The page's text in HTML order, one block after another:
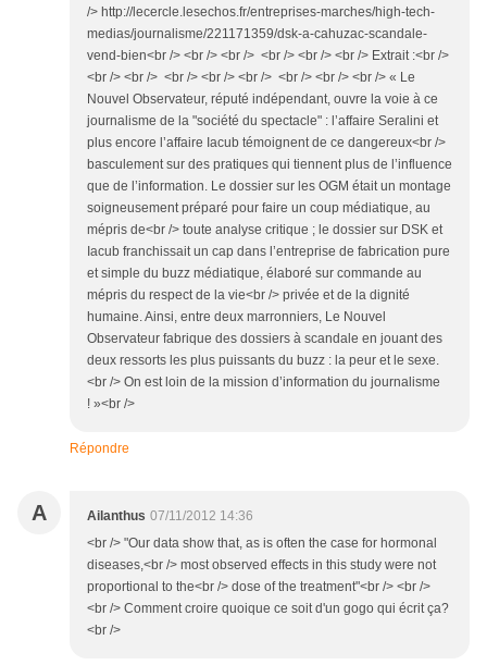
/> http://lecercle.lesechos.fr/entreprises-marches/high-tech-
medias/journalisme/221171359/dsk-a-cahuzac-scandale-
vend-bien<br /> <br /> <br /> <br /> <br /> <br /> Extrait :<br />
<br /> <br /> <br /> <br /> <br /> <br /> <br /> <br /> « Le
Nouvel Observateur, réputé indépendant, ouvre la voie à ce
journalisme de la "société du spectacle" : l’affaire Seralini et
plus encore l’affaire Iacub témoignent de ce dangereux<br />
basculement sur des pratiques qui tiennent plus de l’influence
que de l’information. Le dossier sur les OGM était un montage
soigneusement préparé pour faire un coup médiatique, au
mépris de<br /> toute analyse critique ; le dossier sur DSK et
Iacub franchissait un cap dans l’entreprise de fabrication pure
et simple du buzz médiatique, élaboré sur commande au
mépris du respect de la vie<br /> privée et de la dignité
humaine. Ainsi, entre deux marronniers, Le Nouvel
Observateur fabrique des dossiers à scandale en jouant des
deux ressorts les plus puissants du buzz : la peur et le sexe.
<br /> On est loin de la mission d’information du journalisme
! »<br />
Répondre
A Ailanthus 07/11/2012 14:36
<br /> "Our data show that, as is often the case for hormonal
diseases,<br /> most observed effects in this study were not
proportional to the<br /> dose of the treatment"<br /> <br />
<br /> Comment croire quoique ce soit d'un gogo qui écrit ça?
<br />